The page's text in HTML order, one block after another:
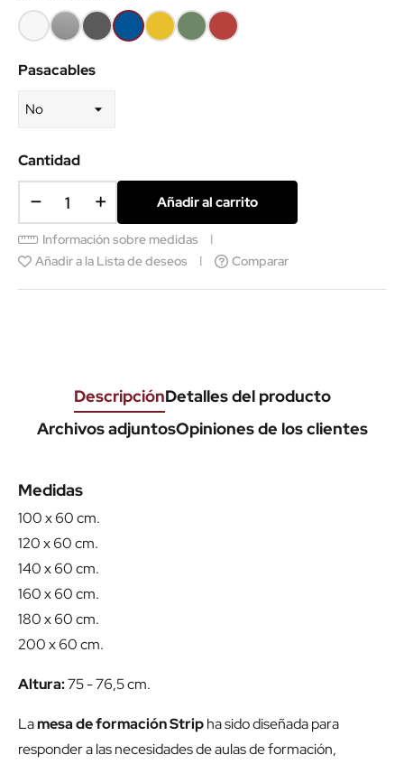
BlancoGris
aluminio
Gris
grafito
Azul AmarilloVerdeTeja
Pasacables
Cantidad
Añadir al carrito
Información sobre medidas
Añadir a la Lista de deseos
Comparar
DescripciónDetalles del producto
Archivos adjuntosOpiniones de los clientes
Medidas
100 x 60 cm.
120 x 60 cm.
140 x 60 cm.
160 x 60 cm.
180 x 60 cm.
200 x 60 cm.
Altura:75 - 76,5 cm.
Lamesa de formación Stripha sido diseñada para
responder a las necesidades de aulas de formación,